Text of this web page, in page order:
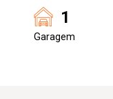
1
Garagem